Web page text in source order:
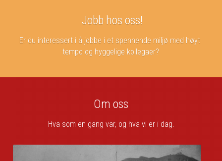
Jobb hos oss!
Er du interessert i å jobbe i et spennende miljø med høyt
tempo og hyggelige kollegaer?
Om oss
Hva som en gang var, og hva vi er i dag.